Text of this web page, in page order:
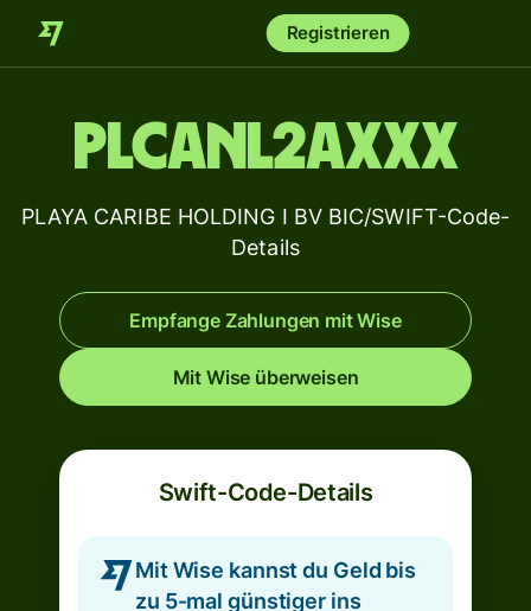
Registrieren
PLCANL2AXXX
PLAYA CARIBE HOLDING I BV BIC/SWIFT-Code-
Details
Empfange Zahlungen mit Wise
Mit Wise überweisen
Swift-Code-Details
Mit Wise kannst du Geld bis
zu 5-mal günstiger ins